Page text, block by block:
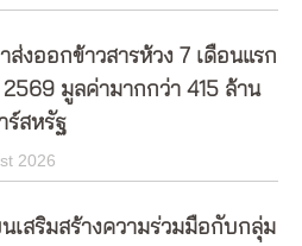
ส่งออกข้าวสารห้วง 7 เดือนแรก
มูลค่ามากกว่า 415 ล้าน
ร์สหรัฐ
2026
นเสริมสร้างความร่วมมือกับกลุ่ม